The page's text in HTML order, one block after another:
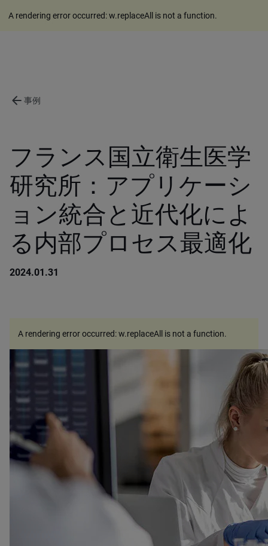
A rendering error occurred:w.replaceAll is not a function.
arrow_back 事例
フランス国立衛生医学
研究所：アプリケーシ
ョン統合と近代化によ
る内部プロセス最適化
2024.01.31
A rendering error occurred:w.replaceAll is not a function.